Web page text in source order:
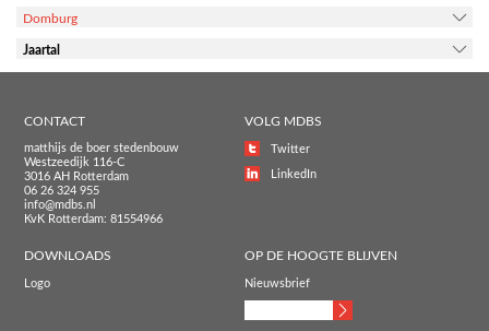
Domburg
Jaartal
CONTACT
matthijs de boer stedenbouw
Westzeedijk 116-C
3016 AH Rotterdam
06 26 324 955
info@mdbs.nl
KvK Rotterdam: 81554966
VOLG MDBS
Twitter
LinkedIn
DOWNLOADS
Logo
OP DE HOOGTE BLIJVEN
Nieuwsbrief